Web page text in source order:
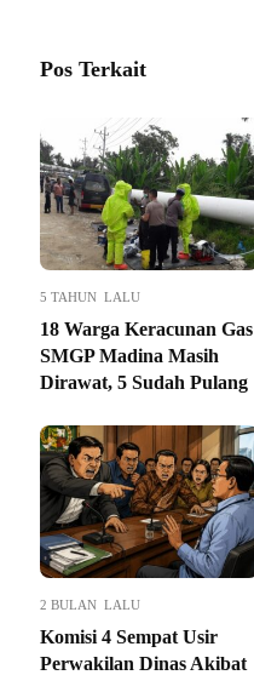
Pos Terkait
5 TAHUN LALU
18 Warga Keracunan Gas
SMGP Madina Masih
Dirawat, 5 Sudah Pulang
2 BULAN LALU
Komisi 4 Sempat Usir
Perwakilan Dinas Akibat